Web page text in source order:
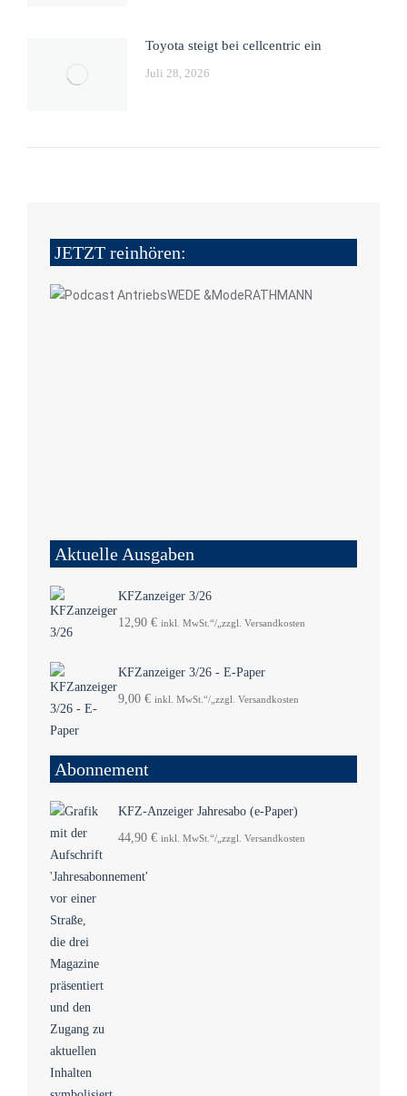
Toyota steigt bei cellcentric ein
Juli 28, 2026
JETZT reinhören:
Aktuelle Ausgaben
KFZanzeiger 3/26
12,90 € inkl. MwSt.“/„zzgl. Versandkosten
KFZanzeiger 3/26 - E-Paper
9,00 € inkl. MwSt.“/„zzgl. Versandkosten
Abonnement
KFZ-Anzeiger Jahresabo (e-Paper)
44,90 € inkl. MwSt.“/„zzgl. Versandkosten